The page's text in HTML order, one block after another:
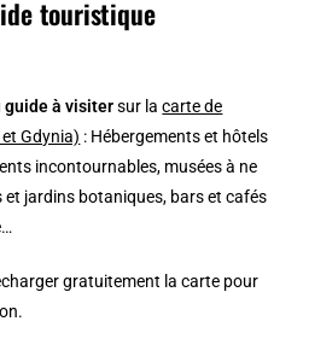
touristique
guide à visitersur lacarte de
Gdynia) : Hébergements et hôtels
incontournables, musées à ne
et jardins botaniques, bars et cafés
gratuitement la carte pour